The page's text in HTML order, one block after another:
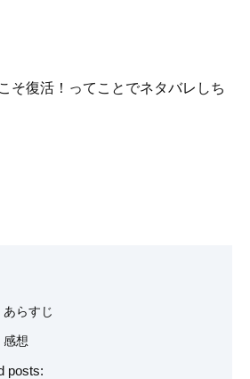
そ復活！ってことでネタバレしち
あらすじ
感想
posts: